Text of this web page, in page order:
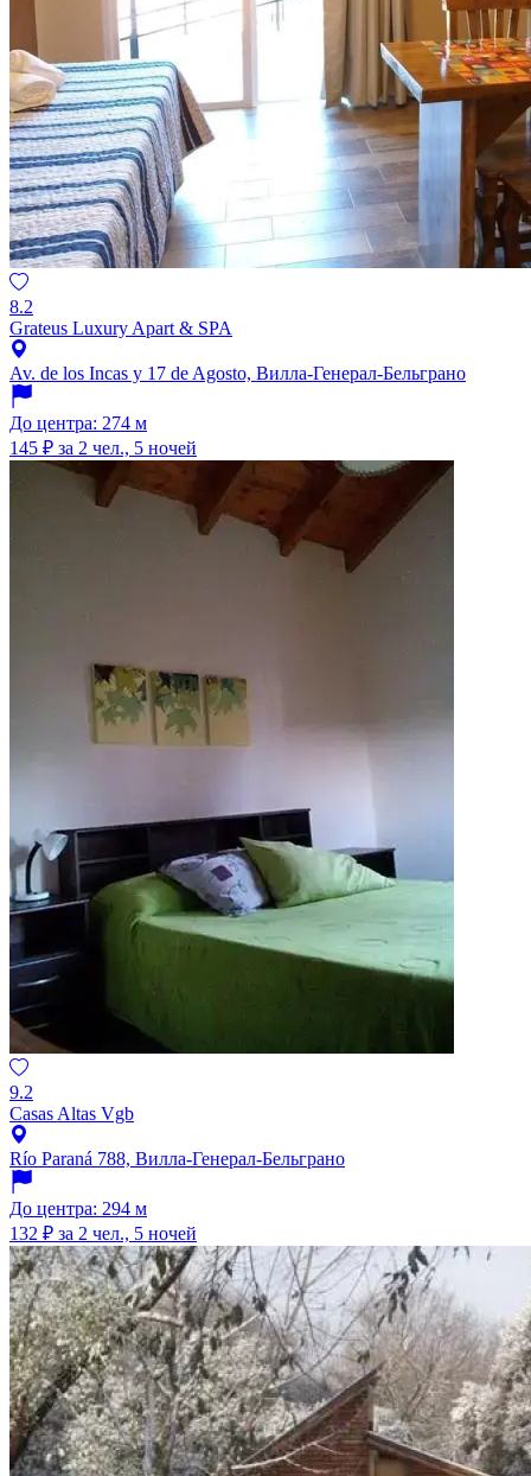
8.2
Grateus Luxury Apart & SPA
Av. de los Incas y 17 de Agosto, Вилла-Генерал-Бельграно
До центра: 274 м
145 ₽ за 2 чел., 5 ночей
9.2
Casas Altas Vgb
Río Paraná 788, Вилла-Генерал-Бельграно
До центра: 294 м
132 ₽ за 2 чел., 5 ночей